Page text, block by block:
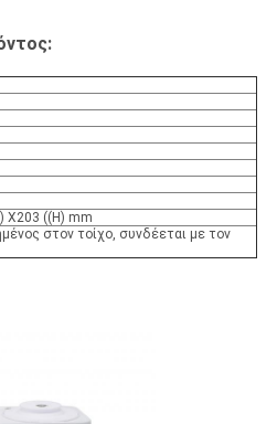
X203 ((H) mm
στον τοίχο, συνδέεται με τον